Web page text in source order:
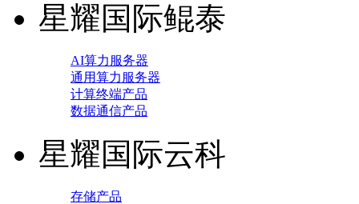
星耀国际鲲泰
AI算力服务器
通用算力服务器
计算终端产品
数据通信产品
星耀国际云科
存储产品